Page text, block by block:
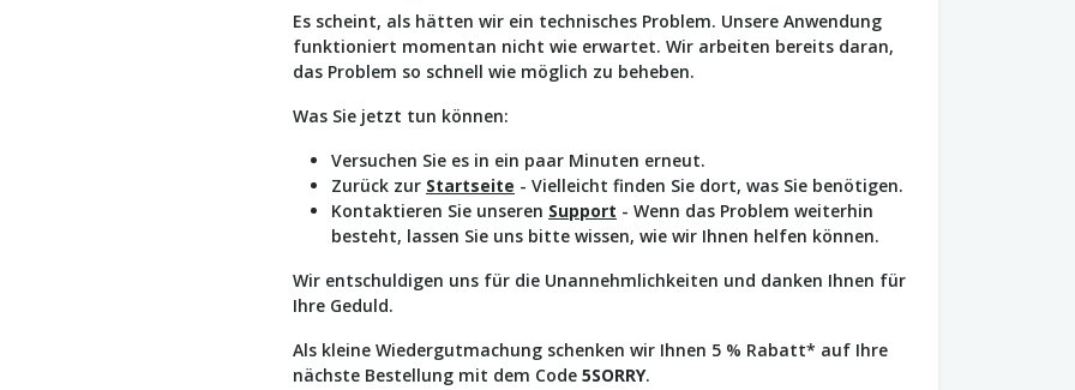
Es scheint, als hätten wir ein technisches Problem. Unsere Anwendung
funktioniert momentan nicht wie erwartet. Wir arbeiten bereits daran,
das Problem so schnell wie möglich zu beheben.
Was Sie jetzt tun können:
Versuchen Sie es in ein paar Minuten erneut.
Zurück zur Startseite - Vielleicht finden Sie dort, was Sie benötigen.
Kontaktieren Sie unseren Support - Wenn das Problem weiterhin
besteht, lassen Sie uns bitte wissen, wie wir Ihnen helfen können.
Wir entschuldigen uns für die Unannehmlichkeiten und danken Ihnen für
Ihre Geduld.
Als kleine Wiedergutmachung schenken wir Ihnen 5 % Rabatt* auf Ihre
nächste Bestellung mit dem Code 5SORRY.